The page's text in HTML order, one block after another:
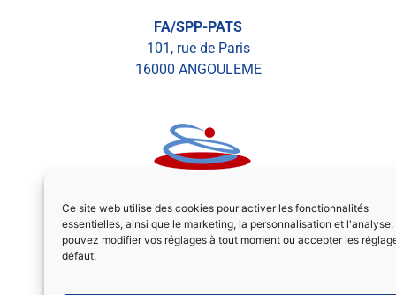
Ce site web utilise des cookies pour activer les fonctionnalités
essentielles, ainsi que le marketing, la personnalisation et l'analyse.
pouvez modifier vos réglages à tout moment ou accepter les
défaut.
FA/SPP-PATS
101, rue de Paris
16000 ANGOULEME